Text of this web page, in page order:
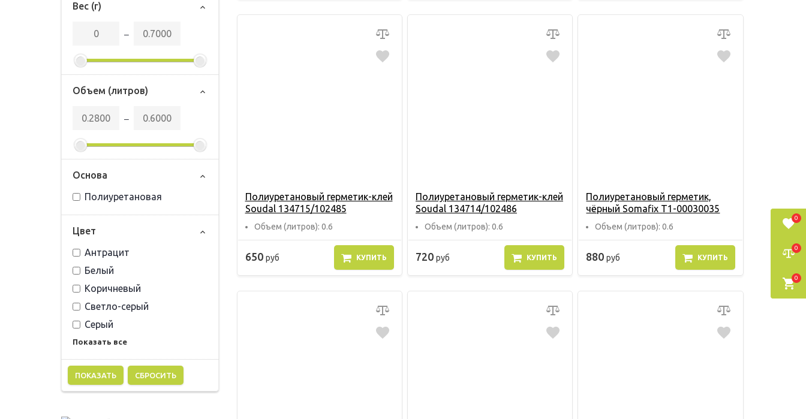
Вес (г)
‒
Объем (литров)
‒
Основа
Полиуретановая
Цвет
Антрацит
Белый
Коричневый
Светло-серый
Серый
Показать все
СБРОСИТЬ
Полиуретановый герметик-клей
Soudal 134715/102485
Объем (литров): 0.6
650 руб КУПИТЬ
Полиуретановый герметик-клей
Soudal 134714/102486
Объем (литров): 0.6
720 руб КУПИТЬ
Полиуретановый герметик,
чёрный Somafix Т1-00030035
Объем (литров): 0.6
880руб КУПИТЬ
0
0
0